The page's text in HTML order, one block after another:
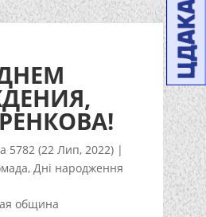
5782 (22 Лип, 2022) |
,Дні народження
община